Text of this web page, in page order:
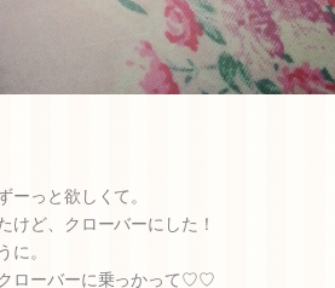
ーっと欲しくて。
けど、クローバーにした！
に。
ローバーに乗っかって♡♡